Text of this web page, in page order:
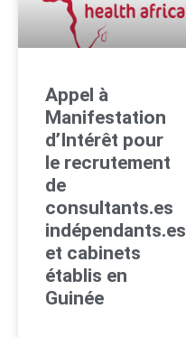
Appel à
Manifestation
d’Intérêt pour
le recrutement
de
consultants.es
indépendants.es
et cabinets
établis en
Guinée